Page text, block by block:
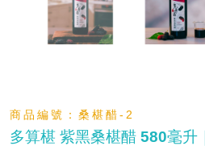
商品編號： 桑椹醋-2
多算椹 紫黑桑椹醋 580毫升